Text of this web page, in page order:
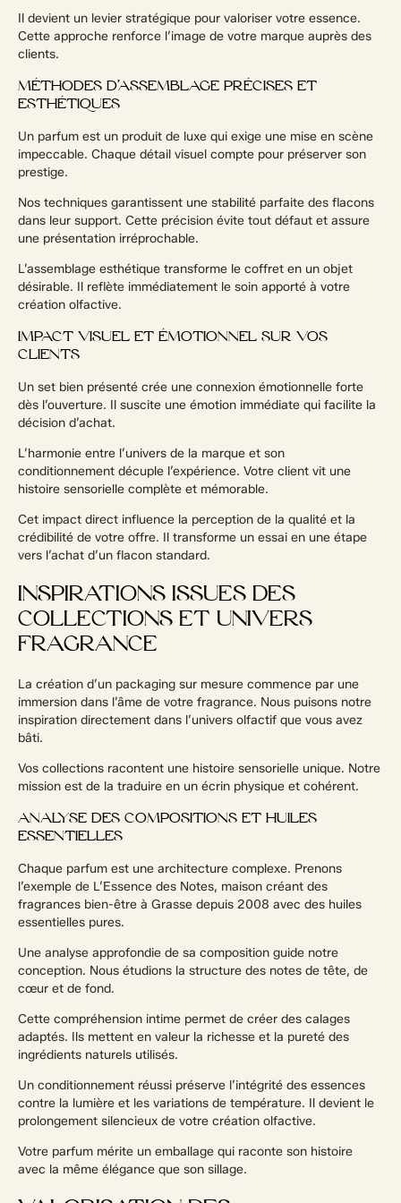
Il devient un levier stratégique pour valoriser votre essence.
Cette approche renforce l’image de votre marque auprès des
clients.
MÉTHODES D’ASSEMBLAGE PRÉCISES ET
ESTHÉTIQUES
Un parfum est un produit de luxe qui exige une mise en scène
impeccable. Chaque détail visuel compte pour préserver son
prestige.
Nos techniques garantissent une stabilité parfaite des flacons
dans leur support. Cette précision évite tout défaut et assure
une présentation irréprochable.
L’assemblage esthétique transforme le coffret en un objet
désirable. Il reflète immédiatement le soin apporté à votre
création olfactive.
IMPACT VISUEL ET ÉMOTIONNEL SUR VOS
CLIENTS
Un set bien présenté crée une connexion émotionnelle forte
dès l’ouverture. Il suscite une émotion immédiate qui facilite la
décision d’achat.
L’harmonie entre l’univers de la marque et son
conditionnement décuple l’expérience. Votre client vit une
histoire sensorielle complète et mémorable.
Cet impact direct influence la perception de la qualité et la
crédibilité de votre offre. Il transforme un essai en une étape
vers l’achat d’un flacon standard.
INSPIRATIONS ISSUES DES
COLLECTIONS ET UNIVERS
FRAGRANCE
La création d’un packaging sur mesure commence par une
immersion dans l’âme de votre fragrance. Nous puisons notre
inspiration directement dans l’univers olfactif que vous avez
bâti.
Vos collections racontent une histoire sensorielle unique. Notre
mission est de la traduire en un écrin physique et cohérent.
ANALYSE DES COMPOSITIONS ET HUILES
ESSENTIELLES
Chaque parfum est une architecture complexe. Prenons
l’exemple de L’Essence des Notes, maison créant des
fragrances bien-être à Grasse depuis 2008 avec des huiles
essentielles pures.
Une analyse approfondie de sa composition guide notre
conception. Nous étudions la structure des notes de tête, de
cœur et de fond.
Cette compréhension intime permet de créer des calages
adaptés. Ils mettent en valeur la richesse et la pureté des
ingrédients naturels utilisés.
Un conditionnement réussi préserve l’intégrité des essences
contre la lumière et les variations de température. Il devient le
prolongement silencieux de votre création olfactive.
Votre parfum mérite un emballage qui raconte son histoire
avec la même élégance que son sillage.